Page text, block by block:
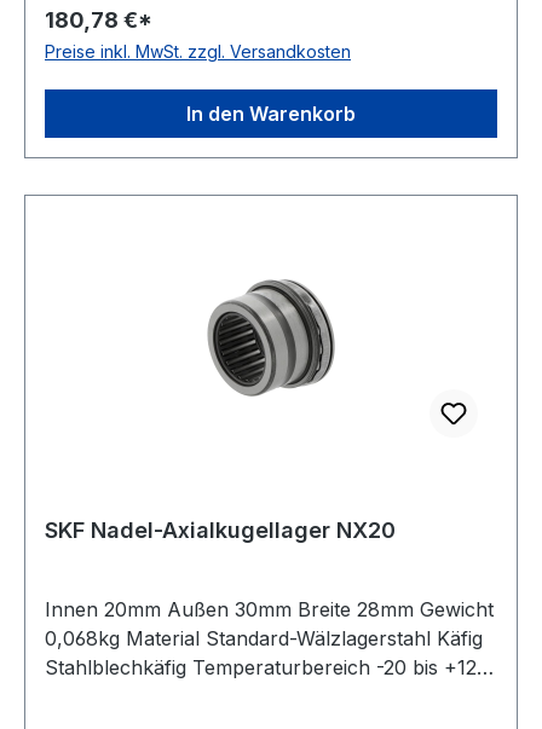
ABEC 1 Ausführung zerlegbar Wirkrichtung
einseitig wirkend Schmierung für Ölschmierung
180,78 €*
Preise inkl. MwSt. zzgl. Versandkosten
In den Warenkorb
SKF Nadel-Axialkugellager NX20
Innen 20mm Außen 30mm Breite 28mm Gewicht
0,068kg Material Standard-Wälzlagerstahl Käfig
Stahlblechkäfig Temperaturbereich -20 bis +120